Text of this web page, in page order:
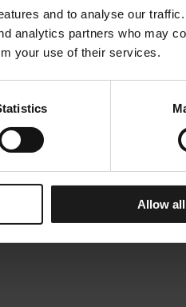
and to analyse our
analytics partners who may
your use of their services.
Allow all